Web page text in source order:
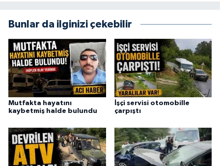
Bunlar da ilginizi çekebilir
Mutfakta hayatını
kaybetmiş halde bulundu
İşçi servisi otomobille
çarpıştı